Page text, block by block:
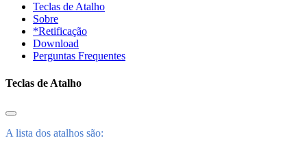
Teclas de Atalho
Sobre
*Retificação
Download
Perguntas Frequentes
Teclas de Atalho
A lista dos atalhos são: